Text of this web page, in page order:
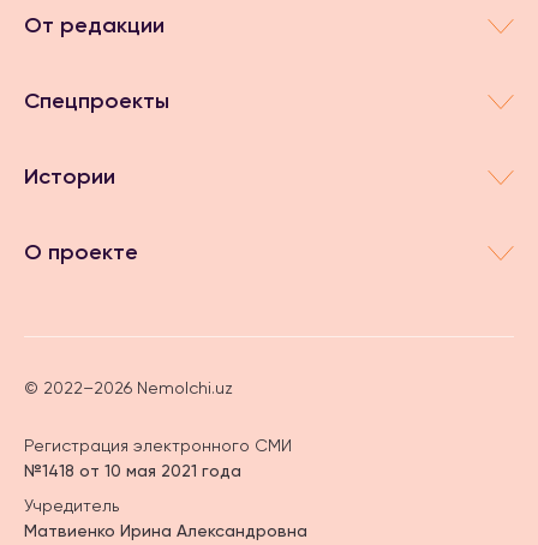
От редакции
Спецпроекты
Истории
О проекте
© 2022–2026 Nemolchi.uz
Регистрация электронного СМИ
№1418 от 10 мая 2021 года
Учредитель
Матвиенко Ирина Александровна